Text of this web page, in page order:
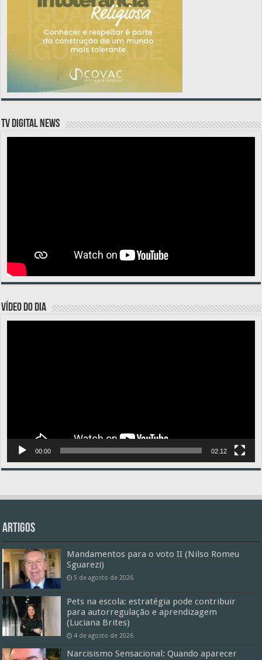
TV DIGITAL NEWS
VÍDEO DO DIA
00:00 02:12
Artigos
Mandamentos para o voto II (Nilso Romeu
Sguarezi)
5 de agosto de 2026
Pets na escola: estratégia pode contribuir
para autorregulação e aprendizagem
(Luciana Brites)
4 de agosto de 2026
Narcisismo Sensacional: Quando aparecer